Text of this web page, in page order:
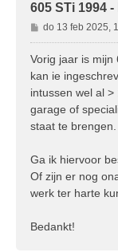
605 STi 1994
B
e
r
h
t
do 13 feb 2025,
Vorig jaar is mijn
kan ie
intussen wel al
garage of
staat te brengen.
Ga ik hiervoor
Of zijn er nog
werk ter harte
Bedankt!